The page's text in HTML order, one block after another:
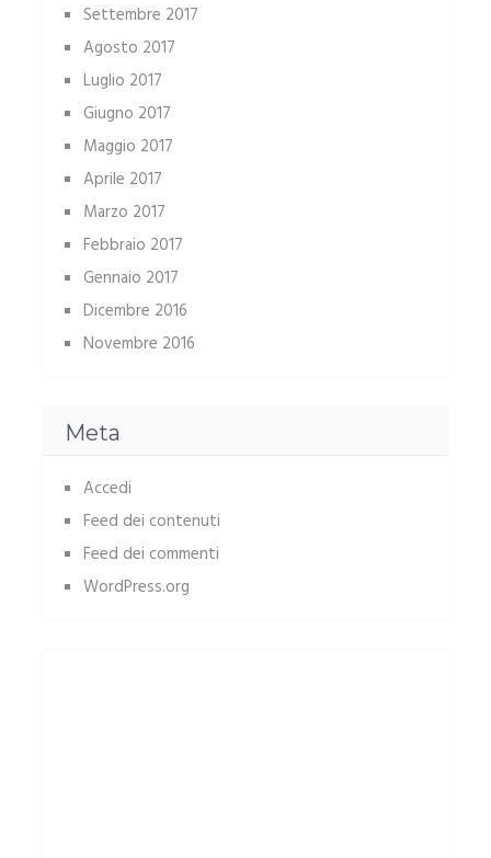
Settembre 2017
Agosto 2017
Luglio 2017
Giugno 2017
Maggio 2017
Aprile 2017
Marzo 2017
Febbraio 2017
Gennaio 2017
Dicembre 2016
Novembre 2016
Meta
Accedi
Feed dei contenuti
Feed dei commenti
WordPress.org